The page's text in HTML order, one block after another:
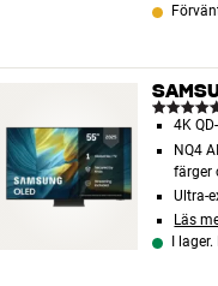
4K
NQ4
färger
Ultra-
Läs
I